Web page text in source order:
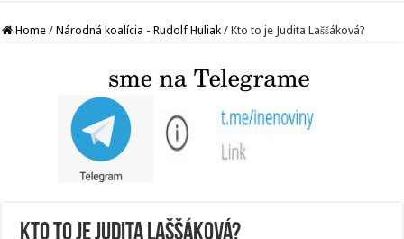
Home / Národná koalícia - Rudolf Huliak / Kto to je Judita Laššáková?
Kto to je Judita Laššáková?